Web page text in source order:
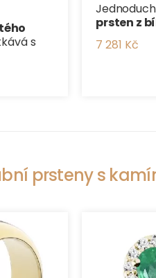
s
prsten z
7 281 Kč
prsteny s